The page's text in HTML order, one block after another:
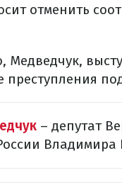
отменить
Медведчук,
преступления
– депутат
Владимира